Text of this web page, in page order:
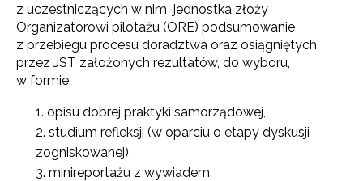
z uczestniczących w nim jednostka złoży
Organizatorowi pilotażu (ORE) podsumowanie
z przebiegu procesu doradztwa oraz osiągniętych
przez JST założonych rezultatów, do wyboru,
w formie:
opisu dobrej praktyki samorządowej,
studium refleksji (w oparciu o etapy dyskusji
zogniskowanej),
minireportażu z wywiadem.